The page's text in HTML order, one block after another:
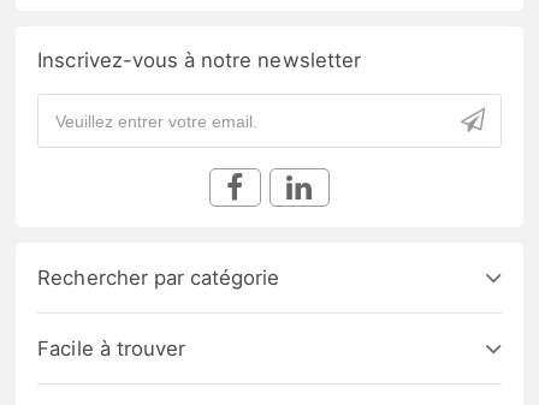
Inscrivez-vous à notre newsletter
Rechercher par catégorie
Facile à trouver